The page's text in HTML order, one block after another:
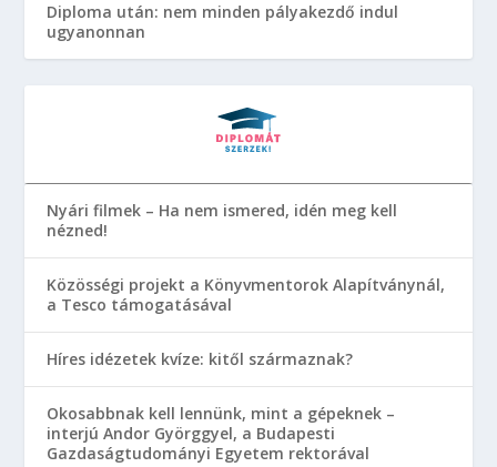
Diploma után: nem minden pályakezdő indul
ugyanonnan
Nyári filmek – Ha nem ismered, idén meg kell
nézned!
Közösségi projekt a Könyvmentorok Alapítványnál,
a Tesco támogatásával
Híres idézetek kvíze: kitől származnak?
Okosabbnak kell lennünk, mint a gépeknek –
interjú Andor Györggyel, a Budapesti
Gazdaságtudományi Egyetem rektorával